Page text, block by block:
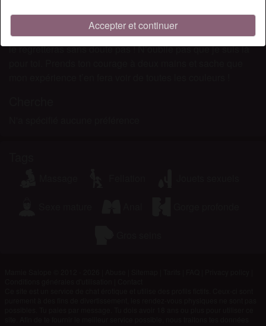
Accepter et continuer
cette photo devrait te faire tourner la tête et te donner
l’envie de venir me parler. Si tu veux une femme mure tu ne
le regretteras sans doute pas ! N’oublie pas que je suis là